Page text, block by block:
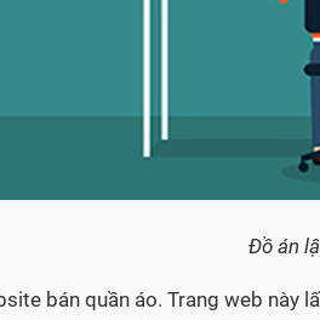
Đồ án
bán quần áo. Trang web này